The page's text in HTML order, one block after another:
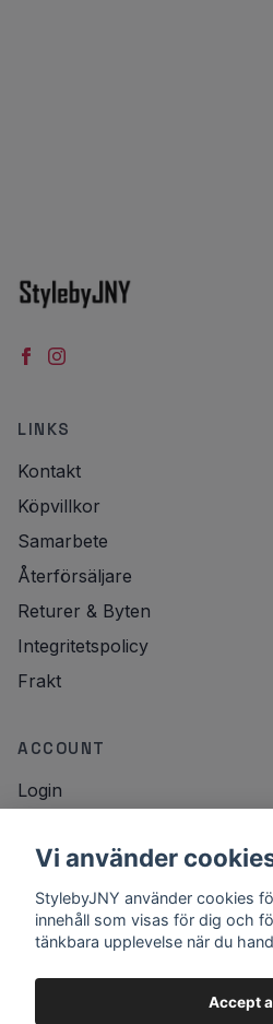
LINKS
Kontakt
Köpvillkor
Samarbete
Återförsäljare
Returer & Byten
Integritetspolicy
Frakt
ACCOUNT
Login
NYHETSBREV
Email
Vi använder
StylebyJNY använder cookies
innehåll som visas för dig och
tänkbara upplevelse när du
Accept